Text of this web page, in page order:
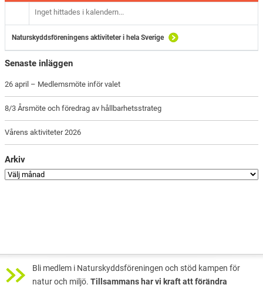
Inget hittades i kalendern...
Naturskyddsföreningens aktiviteter i hela Sverige
Senaste inläggen
26 april – Medlemsmöte inför valet
8/3 Årsmöte och föredrag av hållbarhetsstrateg
Vårens aktiviteter 2026
Arkiv
Bli medlem i Naturskyddsföreningen och stöd kampen för
natur och miljö. Tillsammans har vi kraft att förändra